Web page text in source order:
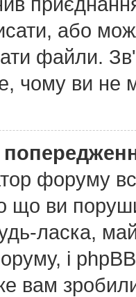
або
файли.
чому ви не
форуму
що ви
ласка,
і
вам